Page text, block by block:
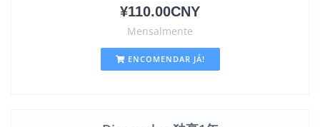
¥110.00CNY
Mensalmente
ENCOMENDAR JÁ!